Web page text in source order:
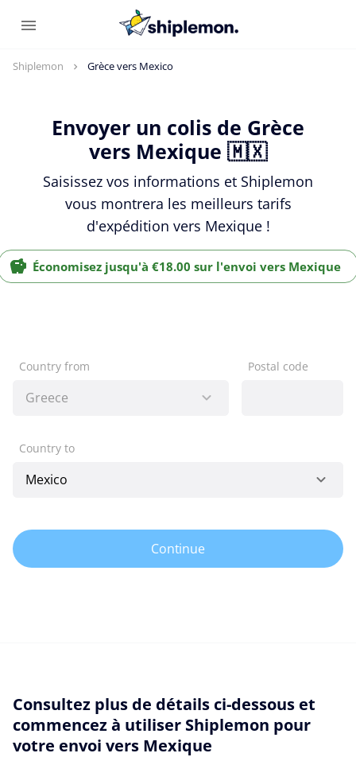
Shiplemon Grèce vers Mexico
Envoyer un colis de Grèce
vers Mexique 🇲🇽
Saisissez vos informations et Shiplemon
vous montrera les meilleurs tarifs
d'expédition vers Mexique !
Économisez jusqu'à €18.00 sur l'envoi vers Mexique
Country from Postal code
Country to
Continue
Consultez plus de détails ci-dessous et
commencez à utiliser Shiplemon pour
votre envoi vers Mexique